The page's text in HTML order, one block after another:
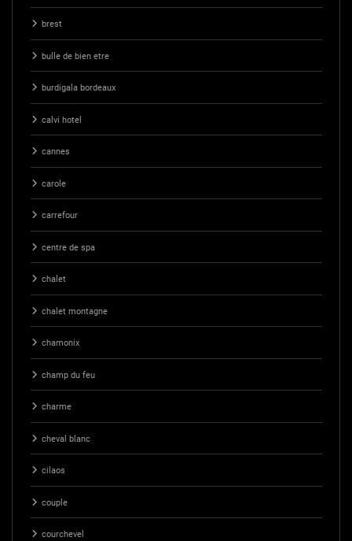
brest
bulle de bien etre
burdigala bordeaux
calvi hotel
cannes
carole
carrefour
centre de spa
chalet
chalet montagne
chamonix
champ du feu
charme
cheval blanc
cilaos
couple
courchevel